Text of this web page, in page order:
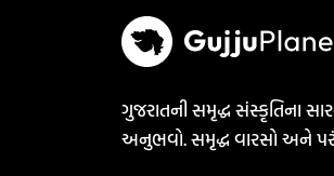
ગુજરાતની સમૃદ્ધ સંસ્કૃતિના
અનુભવો. સમૃદ્ધ વારસો